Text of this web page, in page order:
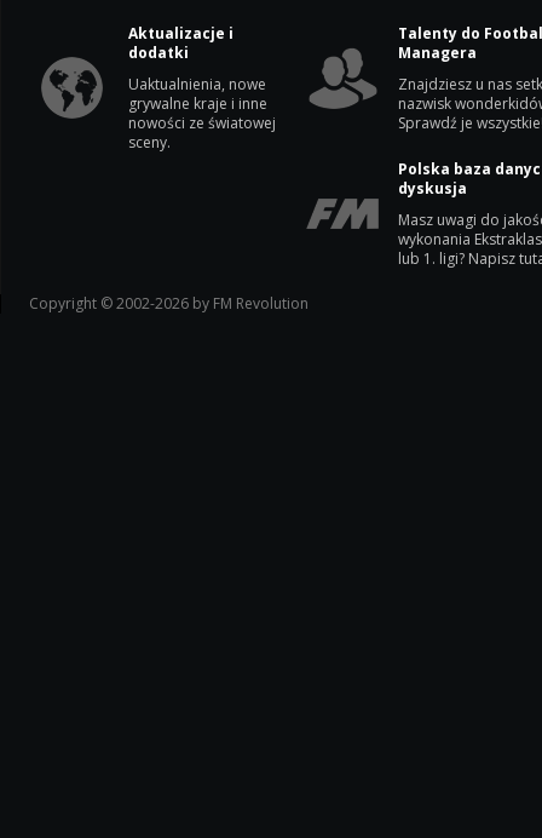
Aktualizacje i
dodatki
Uaktualnienia, nowe
grywalne kraje i inne
nowości ze światowej
sceny.
Talenty do
Managera
Znajdziesz u nas
nazwisk
Sprawdź je
Polska baza
dyskusja
Masz uwagi do
wykonania
lub 1. ligi? Napisz
Copyright © 2002-2026 by FM Revolution